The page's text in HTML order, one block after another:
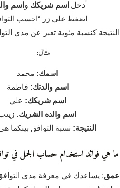
أدخل اسم شريكك و اسم
اضغط على زر “احسب
كنسبة مئوية تعبر عن مدى
مثال:
اسمك: محمد
اسم والدتك: فاطمة
اسم شريكك: علي
اسم والدة الشريك:
النتيجة: نسبة التوافق بينكما هي
ما هي فوائد استخدام حساب الجمل في
يساعدك في معرفة مدى